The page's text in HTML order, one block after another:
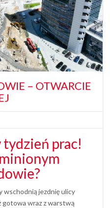
– OTWARCIE
prac!
wschodnią jezdnię ulicy
gotowa wraz z warstwą